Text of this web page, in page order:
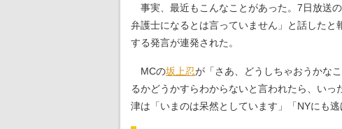
事実、最近もこんなことがあった。7日放送
弁護士になるとは言っていません」と話したと
する発言が連発された。
MCの坂上忍が「さあ、どうしちゃおうかな
るかどうかすらわからないと言われたら、い
津は「いまのは呆然としています」「NYにも